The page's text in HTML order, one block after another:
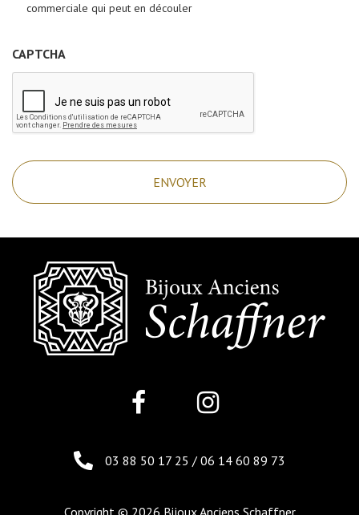
commerciale qui peut en découler
CAPTCHA
03 88 50 17 25 / 06 14 60 89 73
Copyright © 2026 Bijoux Anciens Schaffner